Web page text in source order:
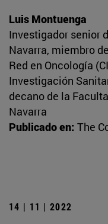
Luis Montuenga
Investigador senior
Navarra, miembro
Red en Oncología
Investigación
decano de la
Navarra
Publicado en: The
14 | 11 | 2022